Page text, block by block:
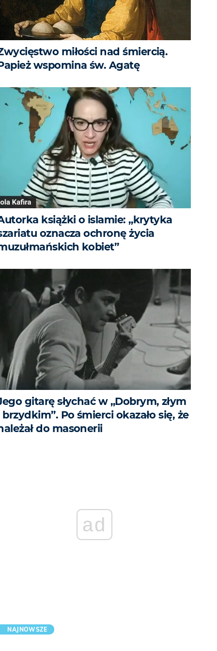
miłości nad śmiercią.
wspomina św. Agatę
książki o islamie: „krytyka
oznacza ochronę życia
kobiet”
gitarę słychać w „Dobrym, złym
brzydkim”. Po śmierci okazało się, że
do masonerii
ad
NAJNOWSZE